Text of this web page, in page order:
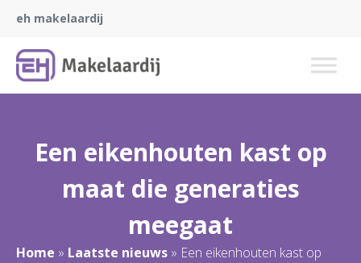
eh makelaardij
Een eikenhouten kast op
maat die generaties
meegaat
Home » Laatste nieuws » Een eikenhouten kast op